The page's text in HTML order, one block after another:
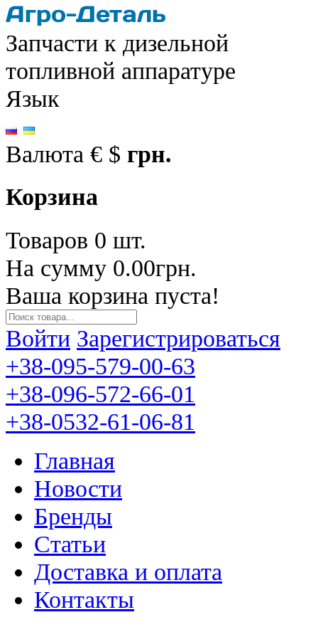
Запчасти к дизельной
топливной аппаратуре
Язык
Валюта € $ грн.
Корзина
Товаров 0 шт.
На сумму 0.00грн.
Ваша корзина пуста!
Войти Зарегистрироваться
+38-095-579-00-63
+38-096-572-66-01
+38-0532-61-06-81
Главная
Новости
Бренды
Статьи
Доставка и оплата
Контакты